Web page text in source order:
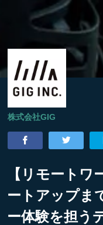
株式会社GIG
【リモートワ
ートアップま
ー体験を担う